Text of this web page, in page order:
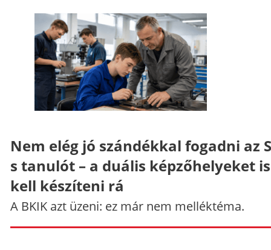
Nem elég jó szándékkal fogadni az
s tanulót – a duális képzőhelyeket
kell készíteni rá
A BKIK azt üzeni: ez már nem melléktéma.